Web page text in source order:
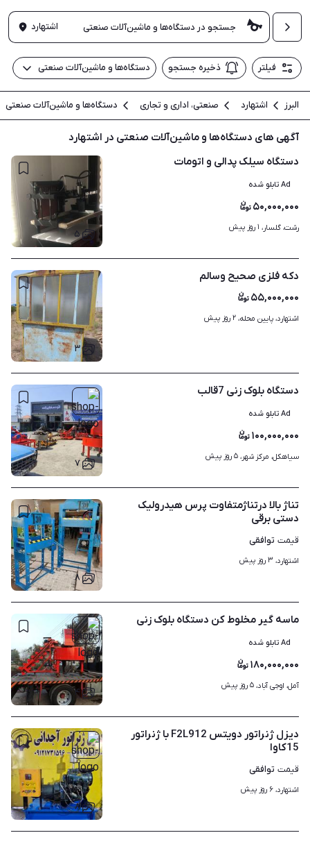
اشتهارد
فیلتر ذخیره جستجو دستگاه‌ها و ماشین‌آلات صنعتی
البرز اشتهارد صنعتی، اداری و تجاری دستگاه‌ها و ماشین‌آلات صنعتی
آگهی های دستگاه‌ها و ماشین‌آلات صنعتی در اشتهارد
۵
دستگاه سیلک پدالی و اتومات
Ad تابلو شده
۵۰,۰۰۰,۰۰۰
رشت، گلسار، ۱ روز پیش
۳
دکه فلزی صحیح وسالم
۵۵,۰۰۰,۰۰۰
اشتهارد، پایین محله، ۲ روز پیش
۷
دستگاه بلوک زنی 7قالب
Ad تابلو شده
۱۰۰,۰۰۰,۰۰۰
سیاهکل، مرکز شهر، ۵ روز پیش
۸
تناژ بالا درتناژمتفاوت پرس هیدرولیک
دستی برقی
قیمت توافقی
اشتهارد، ۳ روز پیش
۴
ماسه گیر مخلوط کن دستگاه بلوک زنی
Ad تابلو شده
۱۸۰,۰۰۰,۰۰۰
آمل، اوجی آباد، ۵ روز پیش
۸
دیزل ژنراتور دویتس F2L912 با ژنراتور
15کاوا
قیمت توافقی
اشتهارد، ۶ روز پیش